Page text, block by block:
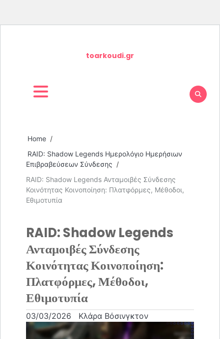
toarkoudi.gr
Home
RAID: Shadow Legends Ημερολόγιο Ημερήσιων
Επιβραβεύσεων Σύνδεσης
RAID: Shadow Legends Ανταμοιβές Σύνδεσης
Κοινότητας Κοινοποίηση: Πλατφόρμες, Μέθοδοι,
Εθιμοτυπία
RAID: Shadow Legends
Ανταμοιβές Σύνδεσης
Κοινότητας Κοινοποίηση:
Πλατφόρμες, Μέθοδοι,
Εθιμοτυπία
03/03/2026 Κλάρα Βόσινγκτον